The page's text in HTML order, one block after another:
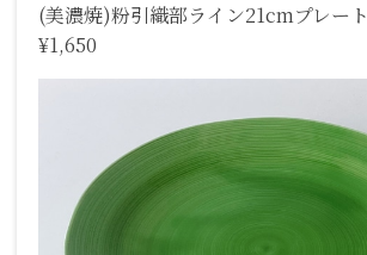
(美濃焼)粉引織部ライン21cmプレート
¥1,650